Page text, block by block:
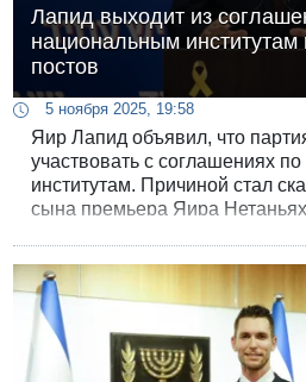
Лапид выходит из
национальным институтам
постов
5 ноября 2025, 19:58
Яир Лапид объявил, что
участвовать с соглашениях
институтам. Причиной стал
сына премьера Яира